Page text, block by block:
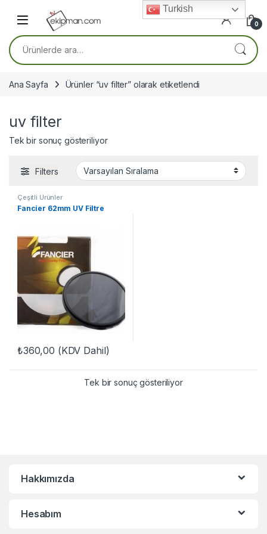
0
Ara:
Ana Sayfa Ürünler “uv filter” olarak etiketlendi
uv filter
Tek bir sonuç gösteriliyor
Filters
Çeşitli Ürünler
Fancier 62mm UV Filtre
₺360,00 (KDV Dahil)
Tek bir sonuç gösteriliyor
Hakkımızda
Hesabım
Turkish